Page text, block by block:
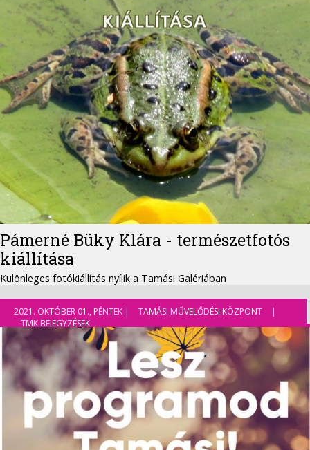
Pámerné Büky Klára - természetfotós
kiállítása
Különleges fotókiállítás nyílik a Tamási Galériában
2021. OKTÓBER 01., PÉNTEK | TAMÁSI MŰVELŐDÉSI KÖZPONT
|
TMK BEJEGYZÉSEK